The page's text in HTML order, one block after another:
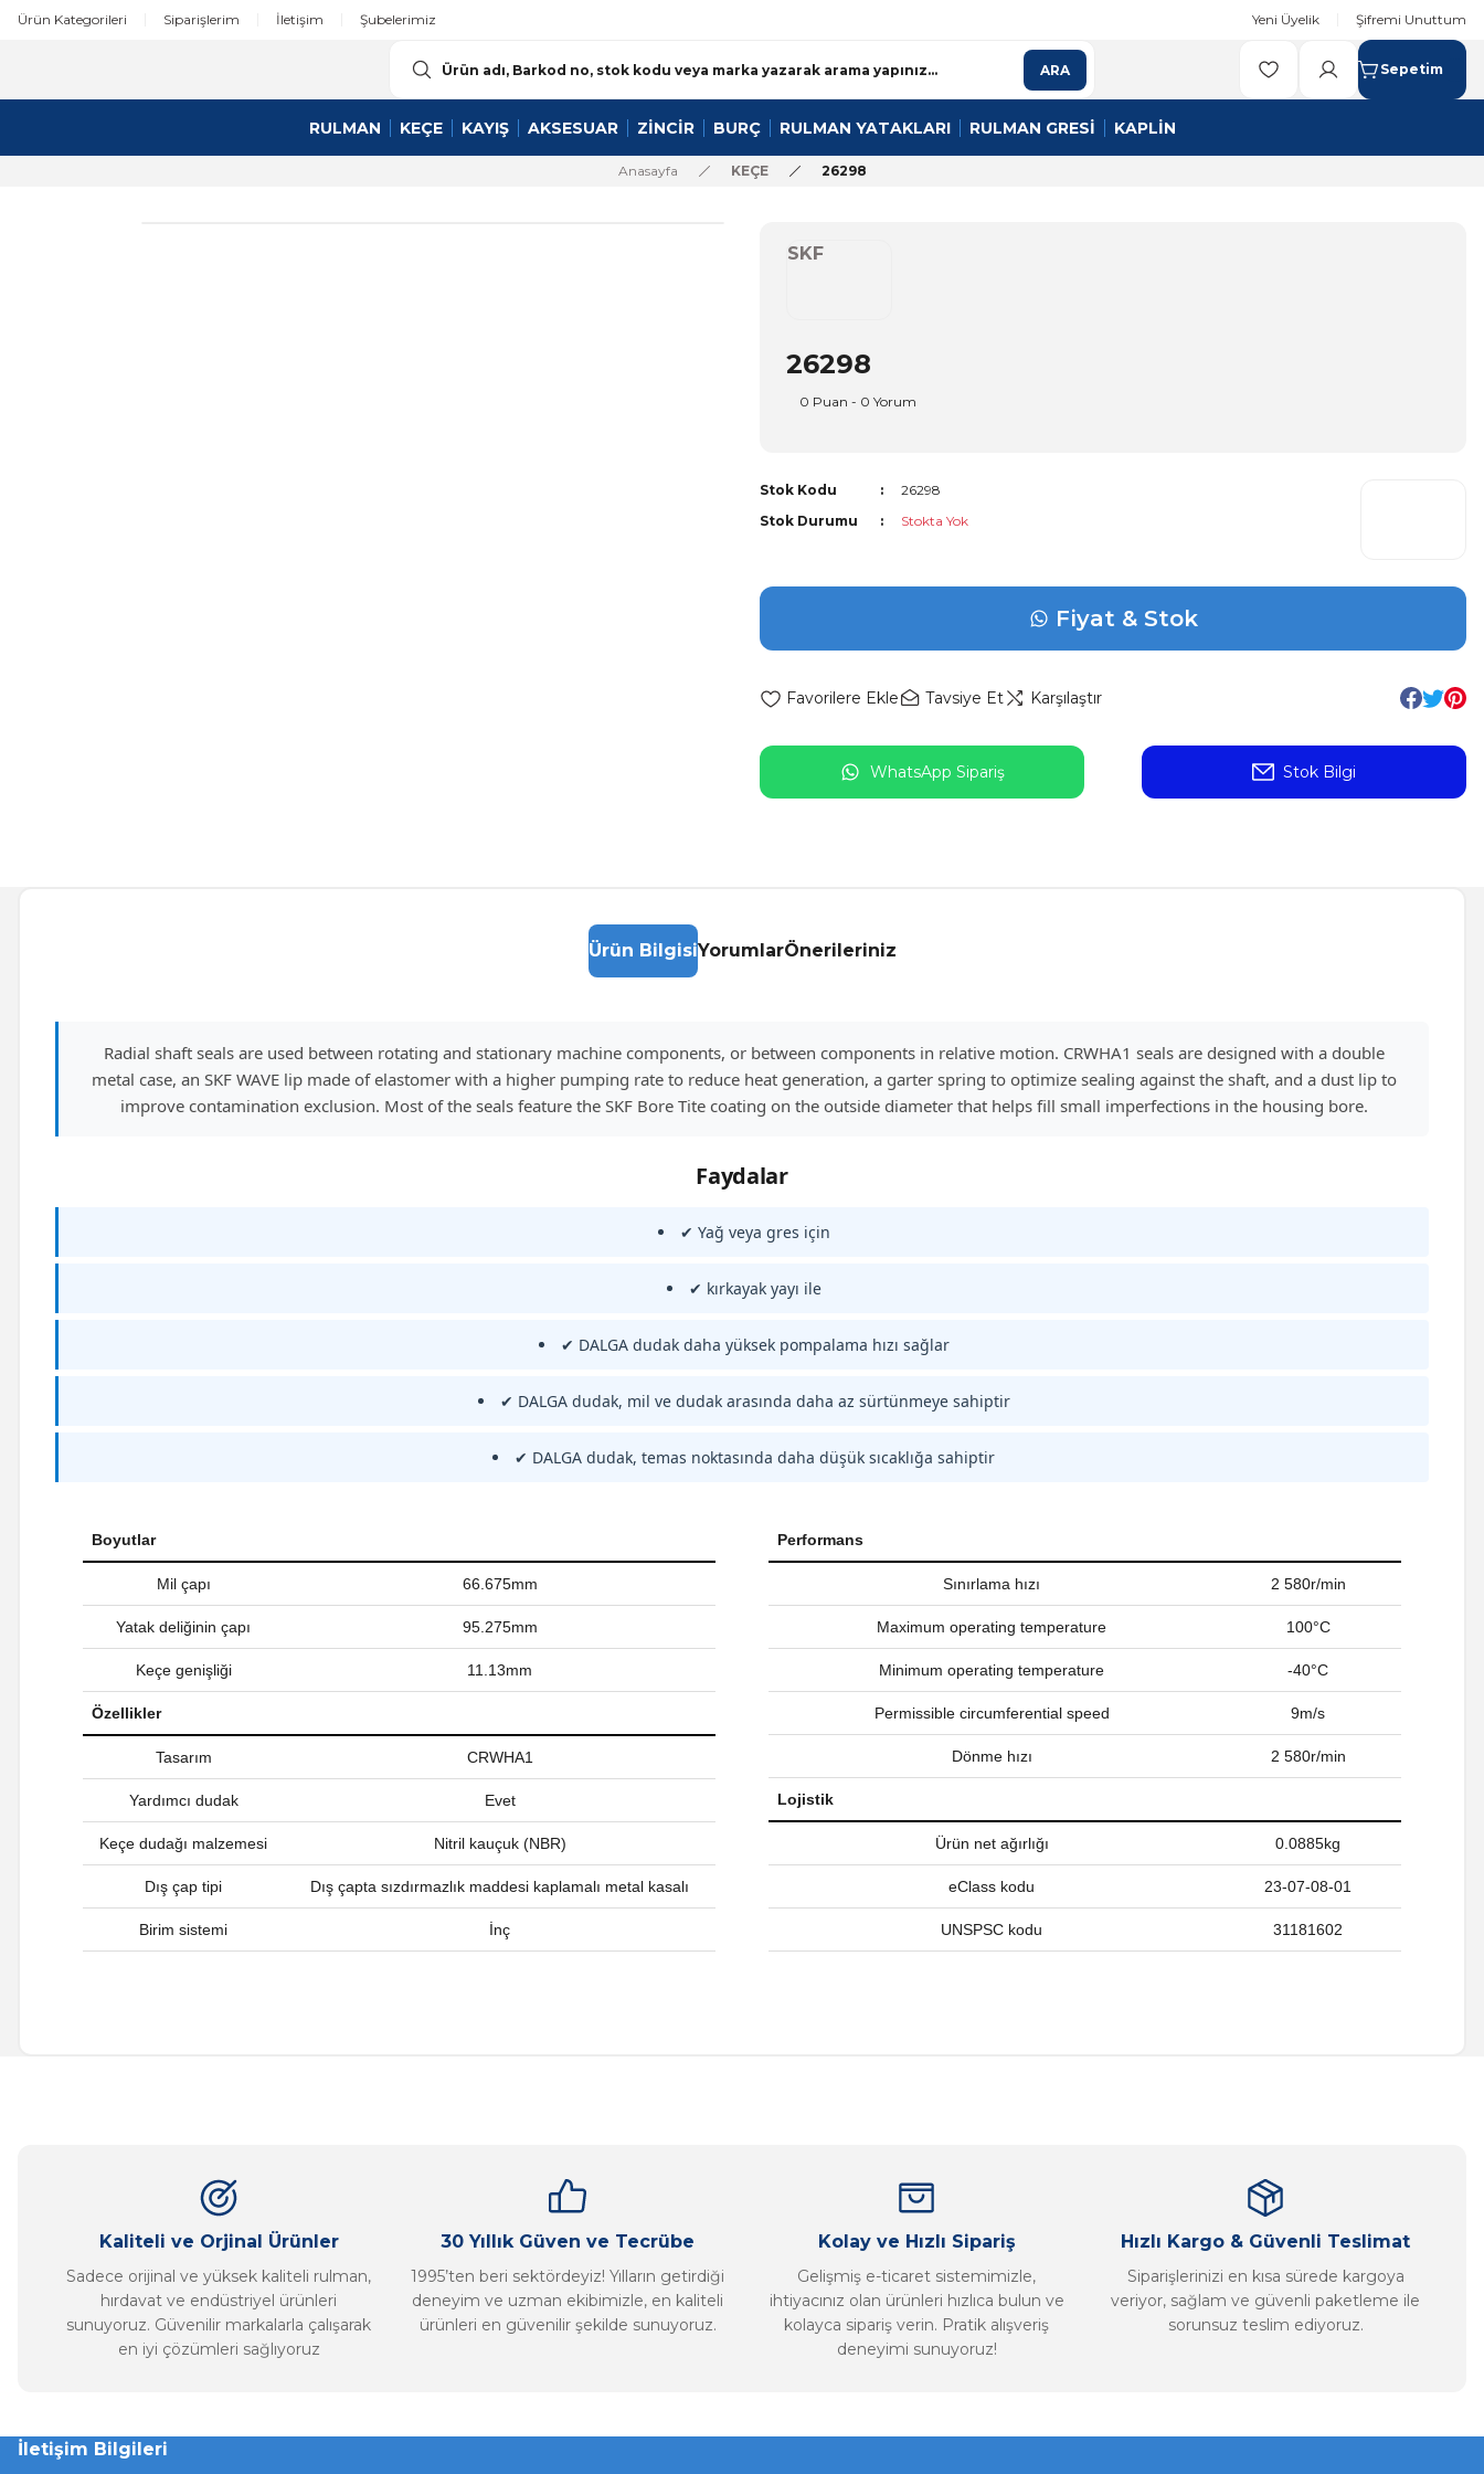
Ürün Kategorileri Siparişlerim İletişim Şubelerimiz Yeni Üyelik Şifremi Unuttum
ARA Sepetim
RULMAN KEÇE KAYIŞ AKSESUAR ZİNCİR BURÇ RULMAN YATAKLARI RULMAN GRESİ KAPLİN
Anasayfa KEÇE 26298
SKF
26298
0 Puan - 0 Yorum
Stok Kodu
26298
Stok Durumu
Stokta Yok
Fiyat & Stok
Tavsiye Et Karşılaştır
WhatsApp Sipariş Stok Bilgi
Ürün BilgisiYorumlarÖnerileriniz
Radial shaft seals are used between rotating and stationary machine components, or between components in relative motion. CRWHA1 seals are designed with a double
metal case, an SKF WAVE lip made of elastomer with a higher pumping rate to reduce heat generation, a garter spring to optimize sealing against the shaft, and a dust lip to
improve contamination exclusion. Most of the seals feature the SKF Bore Tite coating on the outside diameter that helps fill small imperfections in the housing bore.
Faydalar
✔ Yağ veya gres için
✔ kırkayak yayı ile
✔ DALGA dudak daha yüksek pompalama hızı sağlar
✔ DALGA dudak, mil ve dudak arasında daha az sürtünmeye sahiptir
✔ DALGA dudak, temas noktasında daha düşük sıcaklığa sahiptir
Boyutlar
Mil çapı 66.675mm
Yatak deliğinin çapı 95.275mm
Keçe genişliği 11.13mm
Özellikler
Tasarım CRWHA1
Yardımcı dudak Evet
Keçe dudağı malzemesi Nitril kauçuk (NBR)
Dış çap tipi Dış çapta sızdırmazlık maddesi kaplamalı metal kasalı
Birim sistemi İnç
Performans
Sınırlama hızı 2 580r/min
Maximum operating temperature 100°C
Minimum operating temperature -40°C
Permissible circumferential speed 9m/s
Dönme hızı 2 580r/min
Lojistik
Ürün net ağırlığı 0.0885kg
eClass kodu 23-07-08-01
UNSPSC kodu 31181602
Ürün fiyatı diğer sitelerden daha pahalı.
Bu ürüne benzer farklı alternatifler olmalı.
Kaliteli ve Orjinal Ürünler
Sadece orijinal ve yüksek kaliteli rulman,
hırdavat ve endüstriyel ürünleri
sunuyoruz. Güvenilir markalarla çalışarak
en iyi çözümleri sağlıyoruz
30 Yıllık Güven ve Tecrübe
1995’ten beri sektördeyiz! Yılların getirdiği
deneyim ve uzman ekibimizle, en kaliteli
ürünleri en güvenilir şekilde sunuyoruz.
Kolay ve Hızlı Sipariş
Gelişmiş e-ticaret sistemimizle,
ihtiyacınız olan ürünleri hızlıca bulun ve
kolayca sipariş verin. Pratik alışveriş
deneyimi sunuyoruz!
Hızlı Kargo & Güvenli Teslimat
Siparişlerinizi en kısa sürede kargoya
veriyor, sağlam ve güvenli paketleme ile
sorunsuz teslim ediyoruz.
İletişim Bilgileri